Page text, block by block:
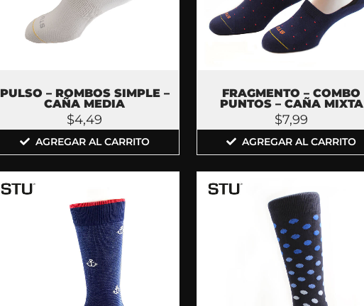
PULSO – ROMBOS SIMPLE –
CAÑA MEDIA
$4,49
AGREGAR AL CARRITO
FRAGMENTO – COMBO
PUNTOS – CAÑA MIXTA
$7,99
AGREGAR AL CARRITO